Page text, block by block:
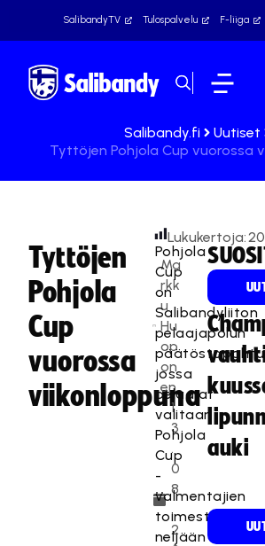
SalibandyTV Tulospalvelu F-liiga
Salibandy.fi
Uutiset
Tyttöjen Pohjola Cup vuorossa
Tyttöjen
Pohjola
Cup
vuorossa
viikonloppuna
Ma
rkk
u
Hu
op
on
en
1
3
.
0
8
.
2
Lukukertoja:
Pohjola
Cup
on
Salibandyliiton
pelaajapolun
jossa
pelaajat
valitaan
Pohjola
Cup
-
valmentajien
toimesta
neljään
auki